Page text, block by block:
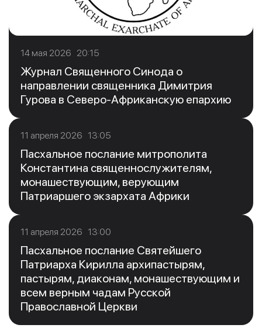
14 мая 2026 20:15
Журнал Священного Синода о
направлении священника Димитрия
Гурова в Северо-Африканскую епархию
11 апреля 2026 13:05
Пасхальное послание митрополита
Константина священнослужителям,
монашествующим, верующим
Патриаршего экзархата Африки
11 апреля 2026 13:00
Пасхальное послание Святейшего
Патриарха Кирилла архипастырям,
пастырям, диаконам, монашествующим и
всем верным чадам Русской
Православной Церкви